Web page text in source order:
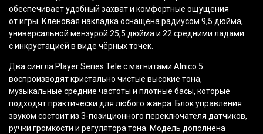
обеспечивает удобный захват и комфортные ощущения
от игры. Кленовая накладка оснащена радиусом 9,5 дюйма,
универсальной мензурой 25,5 дюйма и 22 средними ладами
с инкрустацией в виде чёрных точек.
Два сингла Player Series Tele с магнитами Alnico 5
воспроизводят кристально чистые высокие тона,
музыкальные средние частоты и плотные басы, которые
подходят практически для любого жанра. Блок управления
звуком состоит из 3-позиционного переключателя датчиков,
ручки громкости и регулятора тона. Модель дополнена